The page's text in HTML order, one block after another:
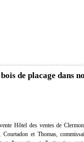
de placage dans
Hôtel des ventes de
Courtadon et Thomas,